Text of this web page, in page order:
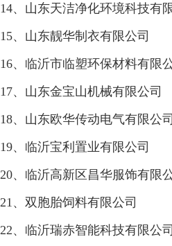
14、山东天洁净化环境科技有
15、山东靓华制衣有限公司
16、临沂市临塑环保材料有限
17、山东金宝山机械有限公司
18、山东欧华传动电气有限公司
19、临沂宝利置业有限公司
20、临沂高新区昌华服饰有限
21、双胞胎饲料有限公司
22、临沂瑞赤智能科技有限公司